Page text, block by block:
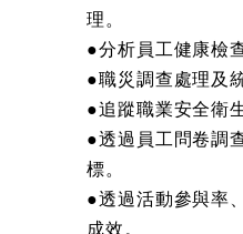
理。
●分析員工健康檢
●職災調查處理及
●追蹤職業安全衛
●透過員工問卷調
標。
●透過活動參與率
成效。